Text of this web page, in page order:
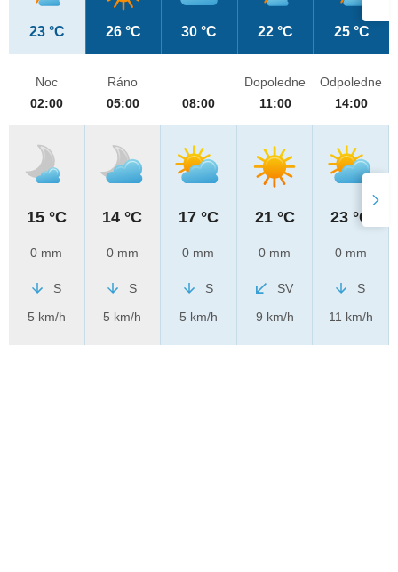
23 °C 26 °C 30 °C 22 °C 25 °C
Noc
02:00
15 °C
0 mm
S
5 km/h
Ráno
05:00
14 °C
0 mm
S
5 km/h
08:00
17 °C
0 mm
S
5 km/h
Dopoledne
11:00
21 °C
0 mm
SV
9 km/h
Odpoledne
14:00
23 °C
0 mm
S
11 km/h